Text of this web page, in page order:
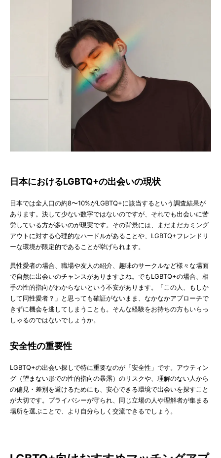
日本におけるLGBTQ+の出会いの現状
日本では全人口の約8〜10%がLGBTQ+に該当するという調査結果が
あります。決して少ない数字ではないのですが、それでも出会いに苦
労している方が多いのが現実です。その背景には、まだまだカミング
アウトに対する心理的なハードルがあることや、LGBTQ+フレンドリ
ーな環境が限定的であることが挙げられます。
異性愛者の場合、職場や友人の紹介、趣味のサークルなど様々な場面
で自然に出会いのチャンスがありますよね。でもLGBTQ+の場合、相
手の性的指向がわからないという不安があります。「この人、もしか
して同性愛者？」と思っても確証がないまま、なかなかアプローチで
きずに機会を逃してしまうことも。そんな経験をお持ちの方もいらっ
しゃるのではないでしょうか。
安全性の重要性
LGBTQ+の出会い探しで特に重要なのが「安全性」です。アウティン
グ（望まない形での性的指向の暴露）のリスクや、理解のない人から
の偏見・差別を避けるためにも、安心できる環境で出会いを探すこと
が大切です。プライバシーが守られ、同じ立場の人や理解者が集まる
場所を選ぶことで、より自分らしく交流できるでしょう。